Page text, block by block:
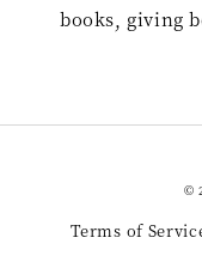
books, giving
©
Terms of